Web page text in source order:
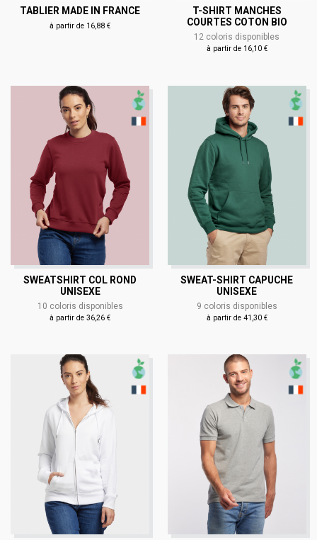
TABLIER MADE IN FRANCE
à partir de 16,88 €
T-SHIRT MANCHES
COURTES COTON BIO
12 coloris disponibles
à partir de 16,10 €
SWEATSHIRT COL ROND
UNISEXE
10 coloris disponibles
à partir de 36,26 €
SWEAT-SHIRT CAPUCHE
UNISEXE
9 coloris disponibles
à partir de 41,30 €